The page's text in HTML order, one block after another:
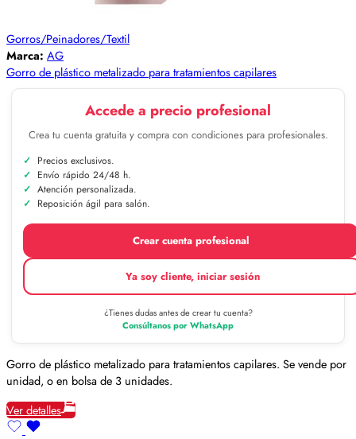
Gorros/Peinadores/Textil
Marca: AG
Gorro de plástico metalizado para tratamientos capilares
Accede a precio profesional
Crea tu cuenta gratuita y compra con condiciones para profesionales.
Precios exclusivos.
Envío rápido 24/48 h.
Atención personalizada.
Reposición ágil para salón.
Crear cuenta profesional
Ya soy cliente, iniciar sesión
¿Tienes dudas antes de crear tu cuenta?
Consúltanos por WhatsApp
Gorro de plástico metalizado para tratamientos capilares. Se vende por
unidad, o en bolsa de 3 unidades.
Ver detalles